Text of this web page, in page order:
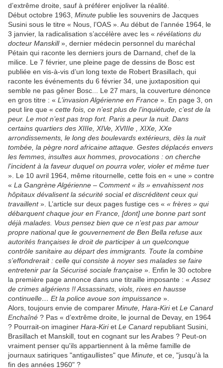
d’extrême droite, sauf à préférer enjoliver la réalité.
Début octobre 1963, Minute publie les souvenirs de Jacques
Susini sous le titre « Nous, l’OAS ». Au début de l’année 1964, le
3 janvier, la radicalisation s’accélère avec les « révélations du
docteur Manskill», dernier médecin personnel du maréchal
Pétain qui raconte les derniers jours de Darnand, chef de la
milice. Le 7 février, une pleine page de dessins de Bosc est
publiée en vis-à-vis d’un long texte de Robert Brasillach, qui
raconte les événements du 6 février 34, une juxtaposition qui
semble ne pas gêner Bosc... Le 27 mars, la couverture dénonce
en gros titre : « L’invasion Algérienne en France ». En page 3, on
peut lire que « cette fois, ce n’est plus de l’inquiétude, c’est de la
peur. Le mot n’est pas trop fort. Paris a peur la nuit. Dans
certains quartiers des XIIIe, XIVe, XVIIIe , XIXe, XXe
arrondissements, le long des boulevards extérieurs, dès la nuit
tombée, la pègre nord africaine attaque. Gestes déplacés envers
les femmes, insultes aux hommes, provocations : on cherche
l’incident à la faveur duquel on pourra voler, violer et même tuer
». Le 10 avril 1964, même ritournelle, cette fois en « une » contre
« La Gangrène Algérienne – Comment « ils » envahissent nos
hôpitaux dévalisent la sécurité social et discréditent ceux qui
travaillent». L’article sur deux pages fustige ces « « frères » qui
débarquent chaque jour en France, [dont] une bonne part sont
déjà malades. Vous pensez bien que ce n’est pas par amour
propre national que le gouvernement de Ben Bella refuse aux
autorités françaises le droit de participer à un quelconque
contrôle sanitaire au départ des immigrants. Toute la combine
s’effondrerait : celle qui consiste à noyer ses malades se faire
entretenir par la Sécurisé sociale française ». Enfin le 30 octobre
la première page annonce dans une titraille imposante : « Assez
de crimes algériens !! Assassinats, viols, rixes en hausse
continuelle… Et la police avoue son impuissance ».
Alors, toujours envie de comparer Minute, Hara-Kiriet Le Canard
Enchaîné ? Pas « d’extrême droite, le journal de Devay, en 1964
? Pourrait-on imaginer Hara-Kiriet Le Canard republiant Susini,
Brasillach et Manskill, tout en cognant sur les Arabes ? Peut-on
vraiment penser qu'ils appartiennent à la même famille de
journaux satiriques "antigaullistes" que Minute , et ce, "jusqu'à la
fin des années 1960" ?